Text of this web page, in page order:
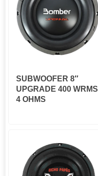
SUBWOOFER 8″
UPGRADE 400 WRMS
4 OHMS